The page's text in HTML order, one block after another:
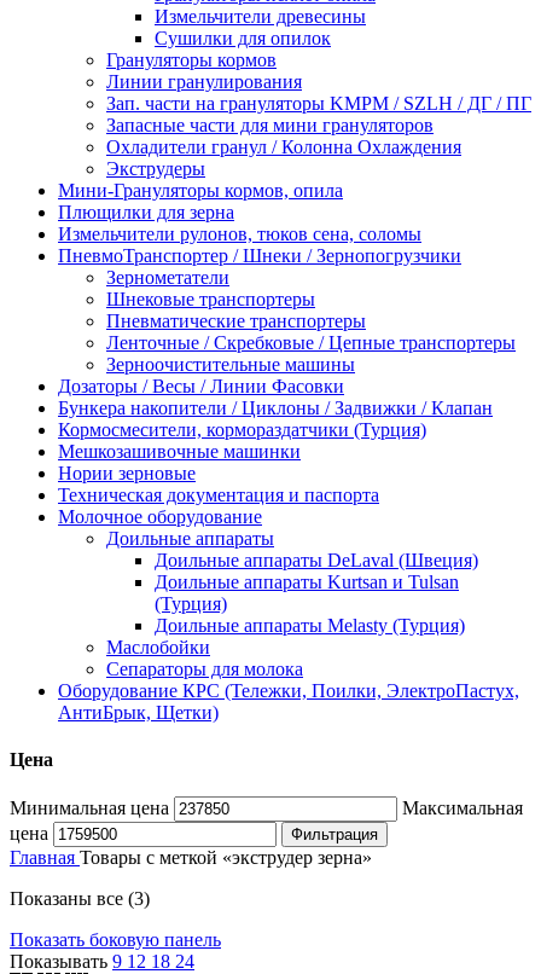
Измельчители древесины
Сушилки для опилок
Грануляторы кормов
Линии гранулирования
Зап. части на грануляторы KMPM / SZLH / ДГ / ПГ
Запасные части для мини грануляторов
Охладители гранул / Колонна Охлаждения
Экструдеры
Мини-Грануляторы кормов, опила
Плющилки для зерна
Измельчители рулонов, тюков сена, соломы
ПневмоТранспортер / Шнеки / Зернопогрузчики
Зернометатели
Шнековые транспортеры
Пневматические транспортеры
Ленточные / Скребковые / Цепные транспортеры
Зерноочистительные машины
Дозаторы / Весы / Линии Фасовки
Бункера накопители / Циклоны / Задвижки / Клапан
Кормосмесители, кормораздатчики (Турция)
Мешкозашивочные машинки
Нории зерновые
Техническая документация и паспорта
Молочное оборудование
Доильные аппараты
Доильные аппараты DeLaval (Швеция)
Доильные аппараты Kurtsan и Tulsan
(Турция)
Доильные аппараты Melasty (Турция)
Маслобойки
Сепараторы для молока
Оборудование КРС (Тележки, Поилки, ЭлектроПастух,
АнтиБрык, Щетки)
Цена
Минимальная цена
Максимальная
цена
Фильтрация
Главная Товары с меткой «экструдер зерна»
Показаны все (3)
Показать боковую панель
Показывать 9 12 18 24